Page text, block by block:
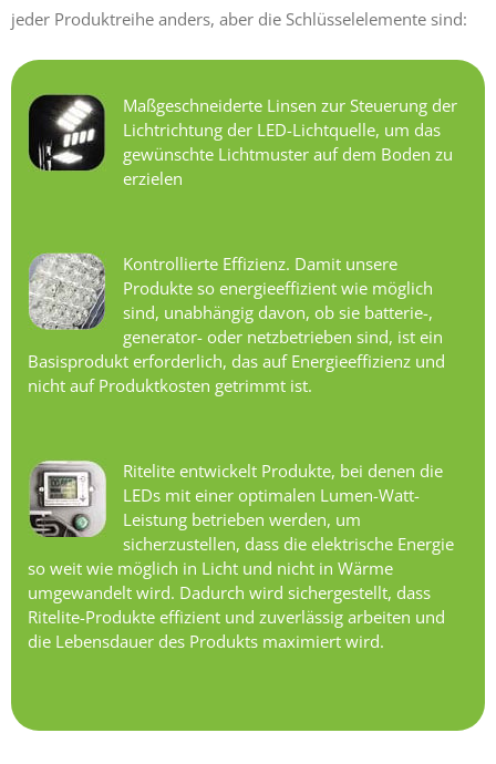
jeder Produktreihe anders, aber die Schlüsselelemente sind:
Maßgeschneiderte Linsen zur Steuerung der
Lichtrichtung der LED-Lichtquelle, um das
gewünschte Lichtmuster auf dem Boden zu
erzielen
Kontrollierte Effizienz. Damit unsere
Produkte so energieeffizient wie möglich
sind, unabhängig davon, ob sie batterie-,
generator- oder netzbetrieben sind, ist ein
Basisprodukt erforderlich, das auf Energieeffizienz und
nicht auf Produktkosten getrimmt ist.
Ritelite entwickelt Produkte, bei denen die
LEDs mit einer optimalen Lumen-Watt-
Leistung betrieben werden, um
sicherzustellen, dass die elektrische Energie
so weit wie möglich in Licht und nicht in Wärme
umgewandelt wird. Dadurch wird sichergestellt, dass
Ritelite-Produkte effizient und zuverlässig arbeiten und
die Lebensdauer des Produkts maximiert wird.